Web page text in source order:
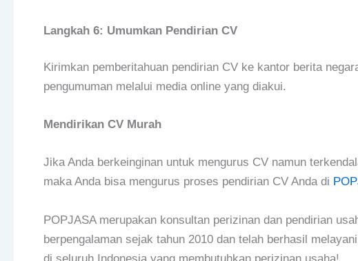
Langkah 6: Umumkan Pendirian CV
Kirimkan pemberitahuan pendirian CV ke kantor berita
pengumuman melalui media online yang diakui.
Mendirikan CV Murah
Jika Anda berkeinginan untuk mengurus CV namun
maka Anda bisa mengurus proses pendirian CV Anda di
POPJASA merupakan konsultan perizinan dan pendirian
berpengalaman sejak tahun 2010 dan telah berhasil
di seluruh Indonesia yang membutuhkan perizinan usaha!